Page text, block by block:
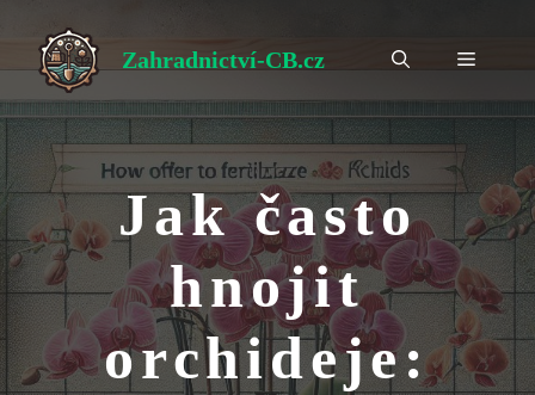
obsah
Zahradnictví-CB.cz Menu
Jak často
hnojit
orchideje: